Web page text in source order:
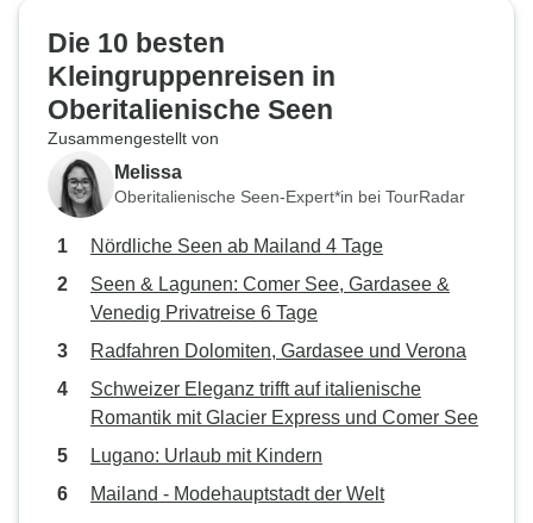
Die 10 besten
Kleingruppenreisen in
Oberitalienische Seen
Zusammengestellt von
Melissa
Oberitalienische Seen-Expert*in bei TourRadar
Nördliche Seen ab Mailand 4 Tage
Seen & Lagunen: Comer See, Gardasee &
Venedig Privatreise 6 Tage
Radfahren Dolomiten, Gardasee und Verona
Schweizer Eleganz trifft auf italienische
Romantik mit Glacier Express und Comer See
Lugano: Urlaub mit Kindern
Mailand - Modehauptstadt der Welt